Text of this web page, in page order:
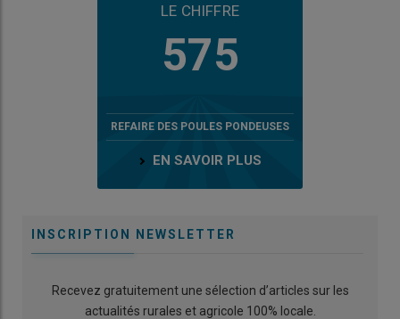
LE CHIFFRE
575
REFAIRE DES POULES PONDEUSES
EN SAVOIR PLUS
INSCRIPTION NEWSLETTER
Recevez gratuitement une sélection d’articles sur les
actualités rurales et agricole 100% locale.